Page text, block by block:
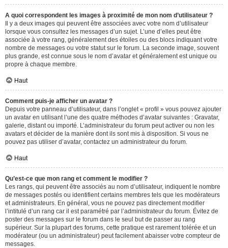
A quoi correspondent les images à proximité de mon nom d’utilisateur ?
Il y a deux images qui peuvent être associées avec votre nom d’utilisateur
lorsque vous consultez les messages d’un sujet. L’une d’elles peut être
associée à votre rang, généralement des étoiles ou des blocs indiquant votre
nombre de messages ou votre statut sur le forum. La seconde image, souvent
plus grande, est connue sous le nom d’avatar et généralement est unique ou
propre à chaque membre.
Haut
Comment puis-je afficher un avatar ?
Depuis votre panneau d’utilisateur, dans l’onglet « profil » vous pouvez ajouter
un avatar en utilisant l’une des quatre méthodes d’avatar suivantes : Gravatar,
galerie, distant ou importé. L’administrateur du forum peut activer ou non les
avatars et décider de la manière dont ils sont mis à disposition. Si vous ne
pouvez pas utiliser d’avatar, contactez un administrateur du forum.
Haut
Qu’est-ce que mon rang et comment le modifier ?
Les rangs, qui peuvent être associés au nom d’utilisateur, indiquent le nombre
de messages postés ou identifient certains membres tels que les modérateurs
et administrateurs. En général, vous ne pouvez pas directement modifier
l’intitulé d’un rang car il est paramétré par l’administrateur du forum. Évitez de
poster des messages sur le forum dans le seul but de passer au rang
supérieur. Sur la plupart des forums, cette pratique est rarement tolérée et un
modérateur (ou un administrateur) peut facilement abaisser votre compteur de
messages.